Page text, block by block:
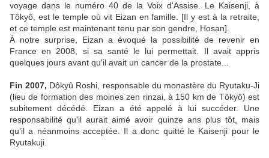
voyage dans le numéro 40 de la Voix d'Assise. Le Kaisenji, à
Tôkyô, est le temple où vit Eizan en famille. [Il y est à la retraite,
et ce temple est maintenant tenu par son gendre, Hosan].
À notre surprise, Eizan a évoqué la possibilité de revenir en
France en 2008, si sa santé le lui permettait. Il avait appris
quelques jours avant qu'il avait un cancer de la prostate...
Fin 2007, Dôkyû Roshi, responsable du monastère du Ryutaku-Ji
(lieu de formation des moines zen rinzai, à 150 km de Tôkyô) est
subitement décédé. Eizan a été appelé à lui succéder. Une
responsabilité qu'il aurait aimé avoir quinze ans plus tôt, mais
qu'il a néanmoins acceptée. Il a donc quitté le Kaisenji pour le
Ryutakuji.